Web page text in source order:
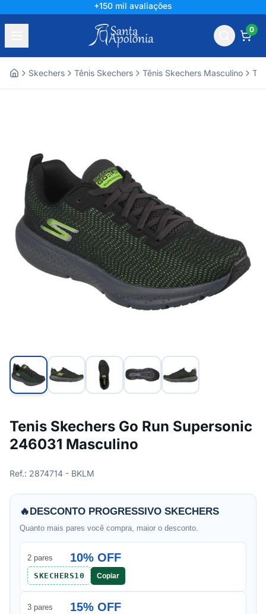
+150 mil avaliações
0
Skechers Tênis Skechers Tênis Skechers Masculino
Tenis Skechers Go Run Supersonic
246031 Masculino
Ref.: 2874714 - BKLM
🔥DESCONTO PROGRESSIVO SKECHERS
Quanto mais pares você compra, maior o desconto.
2 pares 10% OFF
SKECHERS10 Copiar
3 pares 15% OFF